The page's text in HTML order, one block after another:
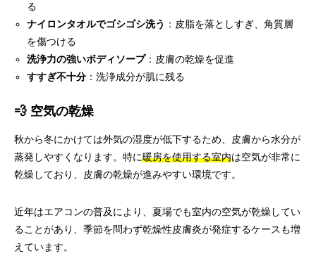
る
ナイロンタオルでゴシゴシ洗う ：皮脂を落としすぎ、角質層
を傷つける
洗浄力の強いボディソープ：皮膚の乾燥を促進
すすぎ不十分 ：洗浄成分が肌に残る
💨 空気の乾燥
秋から冬にかけては外気の湿度が低下するため、皮膚から水分が
蒸発しやすくなります。特に暖房を使用する室内は空気が非常に
乾燥しており、皮膚の乾燥が進みやすい環境です。
近年はエアコンの普及により、夏場でも室内の空気が乾燥してい
ることがあり、季節を問わず乾燥性皮膚炎が発症するケースも増
えています。